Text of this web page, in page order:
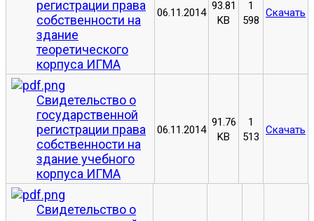
регистрации права
собственности на
здание
теоретического
корпуса ИГМА
06.11.2014
93.81
KB
1
598
Скачать
Свидетельство о
государственной
регистрации права
собственности на
здание учебного
корпуса ИГМА
06.11.2014
91.76
KB
1
513
Скачать
Свидетельство о